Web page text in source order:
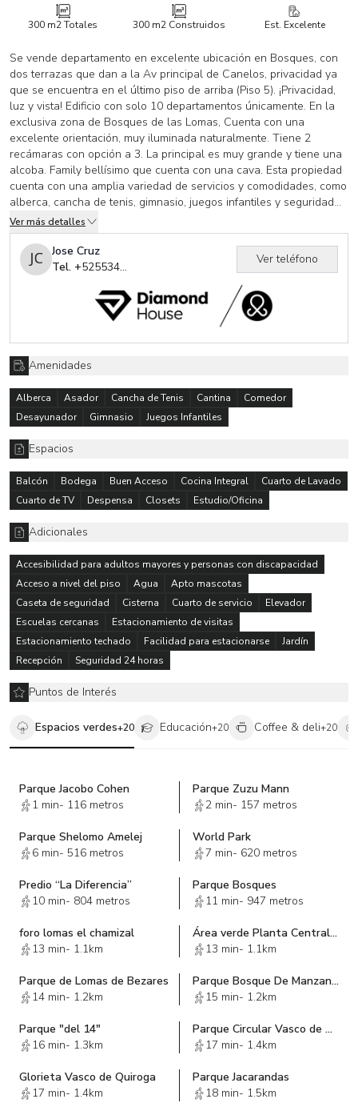
300 m2Totales 300 m2Construidos Est. Excelente
Se vende departamento en excelente ubicación en Bosques, con
dos terrazas que dan a la Av principal de Canelos, privacidad ya
que se encuentra en el último piso de arriba (Piso 5). ¡Privacidad,
luz y vista! Edificio con solo 10 departamentos únicamente. En la
exclusiva zona de Bosques de las Lomas, Cuenta con una
excelente orientación, muy iluminada naturalmente. Tiene 2
recámaras con opción a 3. La principal es muy grande y tiene una
alcoba. Family bellísimo que cuenta con una cava. Esta propiedad
cuenta con una amplia variedad de servicios y comodidades, como
alberca, cancha de tenis, gimnasio, juegos infantiles y seguridad
las 24 horas. Con una superficie total de 300 metros cuadrados.
En excelente estado y ofrece un acceso fácil a escuelas cercanas,
Centros de negocio y estacionamiento techado para tres
vehículos. No pierdas la oportunidad de adquirir esta propiedad.
Ver más detalles
Jose Cruz
Tel. +525534757041
Ver teléfono
Amenidades
Alberca Asador Cancha de Tenis Cantina
Comedor
Desayunador
Gimnasio Juegos Infantiles
Espacios
Balcón Bodega Buen Acceso Cocina Integral
Cuarto de Lavado
Cuarto de TV
Despensa Closets Estudio/Oficina
Adicionales
Accesibilidad para adultos mayores y personas con discapacidad
Acceso a nivel del piso
Agua
Apto mascotas
Caseta de seguridad
Cisterna Cuarto de servicio
Elevador
Escuelas cercanas
Estacionamiento de visitas
Estacionamiento techado
Facilidad para estacionarse
Jardín
Recepción
Seguridad 24 horas
Puntos de Interés
Espacios verdes+20 Educación+20 Coffee & deli+20
Parque Jacobo Cohen
1 min- 116 metros
Parque Zuzu Mann
2 min- 157 metros
Parque Shelomo Amelej
6 min- 516 metros
World Park
7 min- 620 metros
Predio “La Diferencia”
10 min- 804 metros
Parque Bosques
11 min- 947 metros
foro lomas el chamizal
13 min- 1.1km
Área verde Planta Central de herramientas
13 min- 1.1km
Parque de Lomas de Bezares
14 min- 1.2km
Parque Bosque De Manzanos
15 min- 1.2km
Parque "del 14"
16 min- 1.3km
Parque Circular Vasco de Quiroga-Santa Fe
17 min- 1.4km
Glorieta Vasco de Quiroga
17 min- 1.4km
Parque Jacarandas
18 min- 1.5km